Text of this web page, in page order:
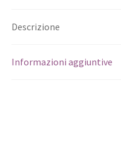
Descrizione
Informazioni aggiuntive